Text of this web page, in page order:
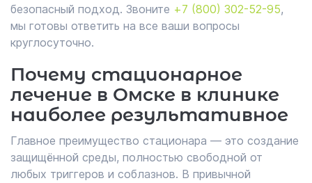
безопасный подход. Звоните +7 (800) 302-52-95,
мы готовы ответить на все ваши вопросы
круглосуточно.
Почему стационарное
лечение в Омске в клинике
наиболее результативное
Главное преимущество стационара — это создание
защищённой среды, полностью свободной от
любых триггеров и соблазнов. В привычной